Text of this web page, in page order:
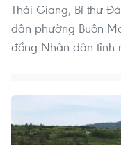
Thái Giang, Bí thư
dân phường Buôn
đồng Nhân dân tỉnh